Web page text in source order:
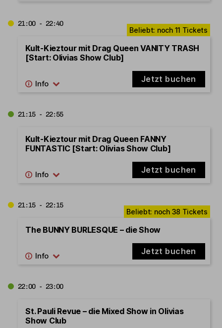
21:00 - 22:40
Kult-Kieztour mit Drag Queen VANITY TRASH
[Start: Olivias Show Club]
Jetzt buchen
21:15 - 22:55
Kult-Kieztour mit Drag Queen FANNY
FUNTASTIC [Start: Olivias Show Club]
Jetzt buchen
21:15 - 22:15
The BUNNY BURLESQUE – die Show
Jetzt buchen
22:00 - 23:00
St. Pauli Revue – die Mixed Show in Olivias
Show Club